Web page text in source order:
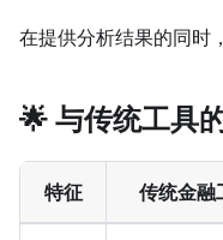
在提供分析结果的同时
🌟 与传统工具
特征 传统金融